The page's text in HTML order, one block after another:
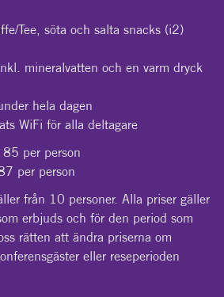
Tee, söta och salta snacks (i2)
mineralvatten och en varm dryck
hela dagen
WiFi för alla deltagare
per person
per person
från 10 personer. Alla priser gäller
erbjuds och för den period som
rätten att ändra priserna om
eller reseperioden